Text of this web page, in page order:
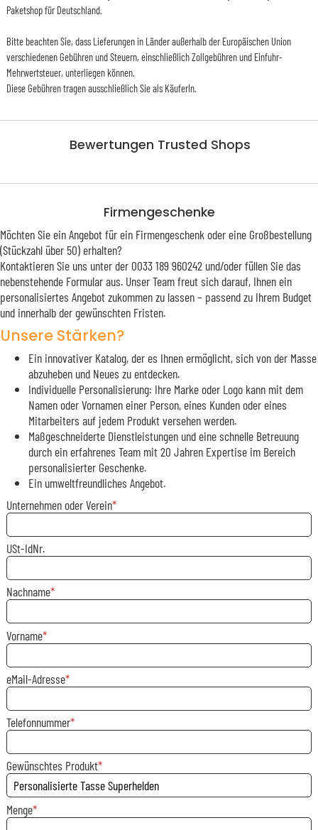
Bewertungen Trusted Shops
Paketshop für Deutschland.
Bitte beachten Sie, dass Lieferungen in Länder außerhalb der Europäischen Union
verschiedenen Gebühren und Steuern, einschließlich Zollgebühren und Einfuhr-
Mehrwertsteuer, unterliegen können.
Diese Gebühren tragen ausschließlich Sie als KäuferIn.
Firmengeschenke
Möchten Sie ein Angebot für ein Firmengeschenk oder eine Großbestellung
(Stückzahl über 50) erhalten?
Kontaktieren Sie uns unter der 0033 189 960242 und/oder füllen Sie das
nebenstehende Formular aus. Unser Team freut sich darauf, Ihnen ein
personalisiertes Angebot zukommen zu lassen – passend zu Ihrem Budget
und innerhalb der gewünschten Fristen.
Unsere Stärken?
Ein innovativer Katalog, der es Ihnen ermöglicht, sich von der Masse
abzuheben und Neues zu entdecken.
Individuelle Personalisierung: Ihre Marke oder Logo kann mit dem
Namen oder Vornamen einer Person, eines Kunden oder eines
Mitarbeiters auf jedem Produkt versehen werden.
Maßgeschneiderte Dienstleistungen und eine schnelle Betreuung
durch ein erfahrenes Team mit 20 Jahren Expertise im Bereich
personalisierter Geschenke.
Ein umweltfreundliches Angebot.
Unternehmen oder Verein
USt-IdNr.
Nachname
Vorname
eMail-Adresse
Telefonnummer
Gewünschtes Produkt
Menge